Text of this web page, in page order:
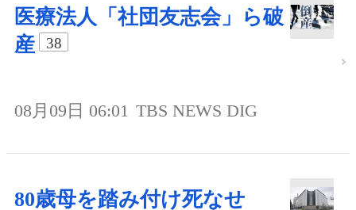
医療法人「社団友志会」ら破
産
38
08月09日 06:01 TBS NEWS DIG
80歳母を踏み付け死なせ